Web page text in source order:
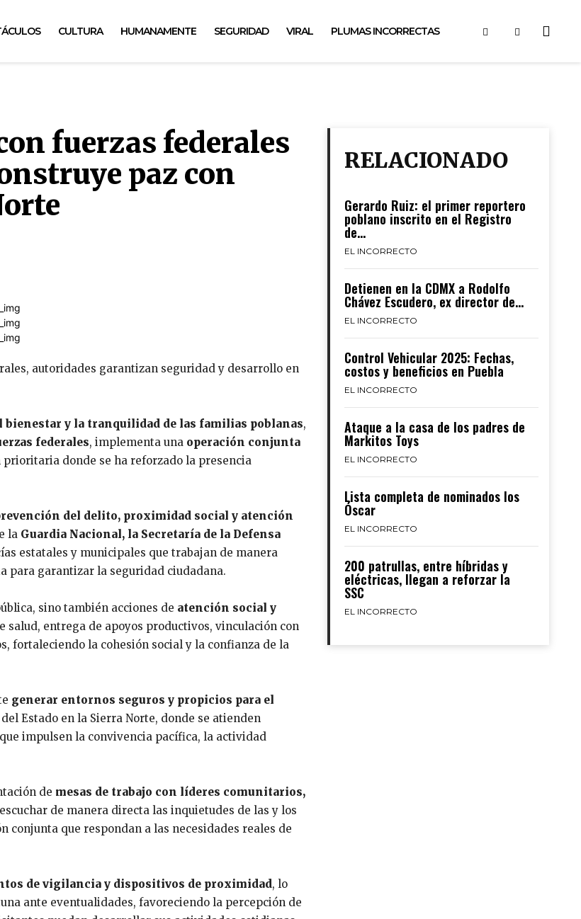
CULTURA HUMANAMENTE SEGURIDAD VIRAL PLUMAS INCORRECTAS
fuerzas federales
paz con
autoridades garantizan seguridad y desarrollo en
bienestar y la tranquilidad de las familias poblanas,
federales, implementa una operación conjunta
prioritaria donde se ha reforzado la presencia
del delito, proximidad social y atención
la Guardia Nacional, la Secretaría de la Defensa
estatales y municipales que trabajan de manera
para garantizar la seguridad ciudadana.
sino también acciones de atención social y
salud, entrega de apoyos productivos, vinculación con
fortaleciendo la cohesión social y la confianza de la
generar entornos seguros y propicios para el
Estado en la Sierra Norte, donde se atienden
impulsen la convivencia pacífica, la actividad
de mesas de trabajo con líderes comunitarios,
de manera directa las inquietudes de las y los
que respondan a las necesidades reales de
de vigilancia y dispositivos de proximidad, lo
ante eventualidades, favoreciendo la percepción de
RELACIONADO
Gerardo Ruiz: el primer reportero
poblano inscrito en el Registro
de...
EL INCORRECTO
Detienen en la CDMX a Rodolfo
Chávez Escudero, ex director de...
EL INCORRECTO
Control Vehicular 2025: Fechas,
costos y beneficios en Puebla
EL INCORRECTO
Ataque a la casa de los padres de
Markitos Toys
EL INCORRECTO
Lista completa de nominados los
Óscar
EL INCORRECTO
200 patrullas, entre híbridas y
eléctricas, llegan a reforzar la
SSC
EL INCORRECTO